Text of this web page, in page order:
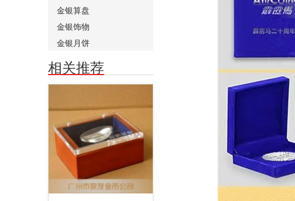
金银算盘
金银饰物
金银月饼
相关推荐